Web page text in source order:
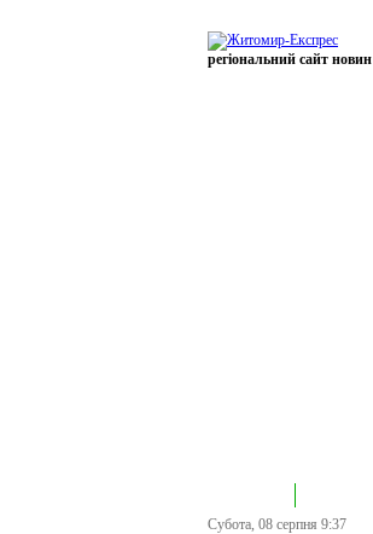
регіональний сайт новин
Субота, 08 серпня 9:37